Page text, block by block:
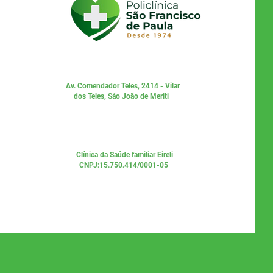
Av. Comendador Teles, 2414 - Vilar
dos Teles, São João de Meriti
Clínica da Saúde familiar Eireli
CNPJ:15.750.414/0001-05